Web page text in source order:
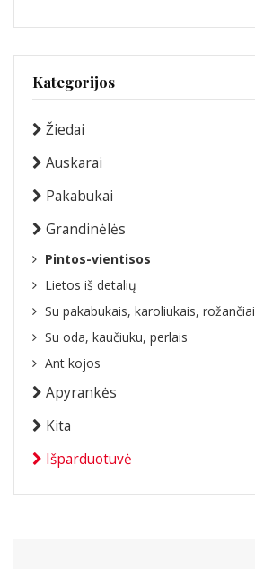
Kategorijos
Žiedai
Auskarai
Pakabukai
Grandinėlės
Pintos-vientisos
Lietos iš detalių
Su pakabukais, karoliukais, rožančiai
Su oda, kaučiuku, perlais
Ant kojos
Apyrankės
Kita
Išparduotuvė